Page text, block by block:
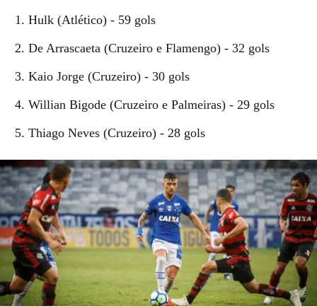
Hulk (Atlético) - 59 gols
De Arrascaeta (Cruzeiro e Flamengo) - 32 gols
Kaio Jorge (Cruzeiro) - 30 gols
Willian Bigode (Cruzeiro e Palmeiras) - 29 gols
Thiago Neves (Cruzeiro) - 28 gols